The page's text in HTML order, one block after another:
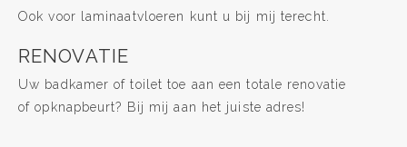
Ook voor laminaatvloeren kunt u bij mij terecht.
RENOVATIE
Uw badkamer of toilet toe aan een totale renovatie
of opknapbeurt? Bij mij aan het juiste adres!